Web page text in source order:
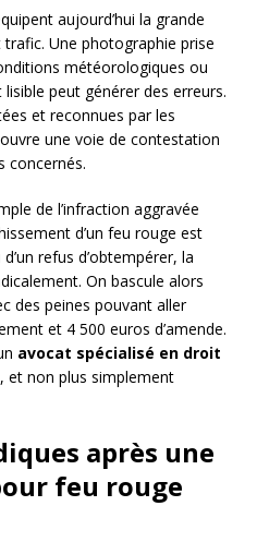
aujourd’hui la grande
Une photographie prise
météorologiques ou
peut générer des erreurs.
et reconnues par les
une voie de contestation
concernés.
de l’infraction aggravée
d’un feu rouge est
refus d’obtempérer, la
On bascule alors
des peines pouvant aller
et 4 500 euros d’amende.
avocat spécialisé en droit
et non plus simplement
après une
feu rouge